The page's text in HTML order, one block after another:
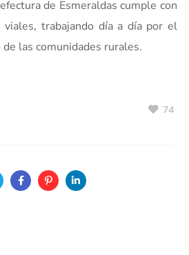
de Esmeraldas cumple con
viales, trabajando día a día por el
las comunidades rurales.
74